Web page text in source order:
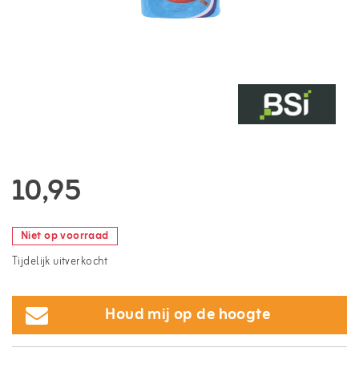
10,95
Niet op voorraad
Tijdelijk uitverkocht
Houd mij op de hoogte